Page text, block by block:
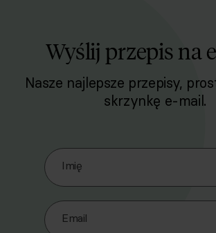
Wyślij przepis na
Nasze najlepsze przepisy,
skrzynkę e-mail.
Zapisz się do naszego
Imię
Email